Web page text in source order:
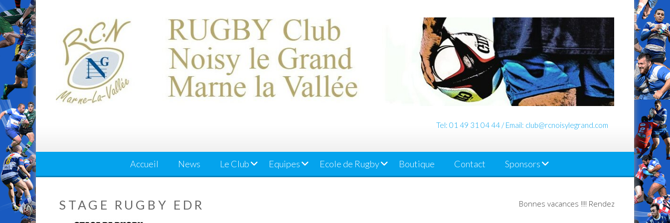
Skip
to
content
Tel: 01 49 31 04 44 / Email: club@rcnoisylegrand.com
Accueil News Le Club Equipes Ecole de Rugby Boutique Contact Sponsors
STAGE RUGBY EDR Bonnes vacances !!!! Rendez-vous en